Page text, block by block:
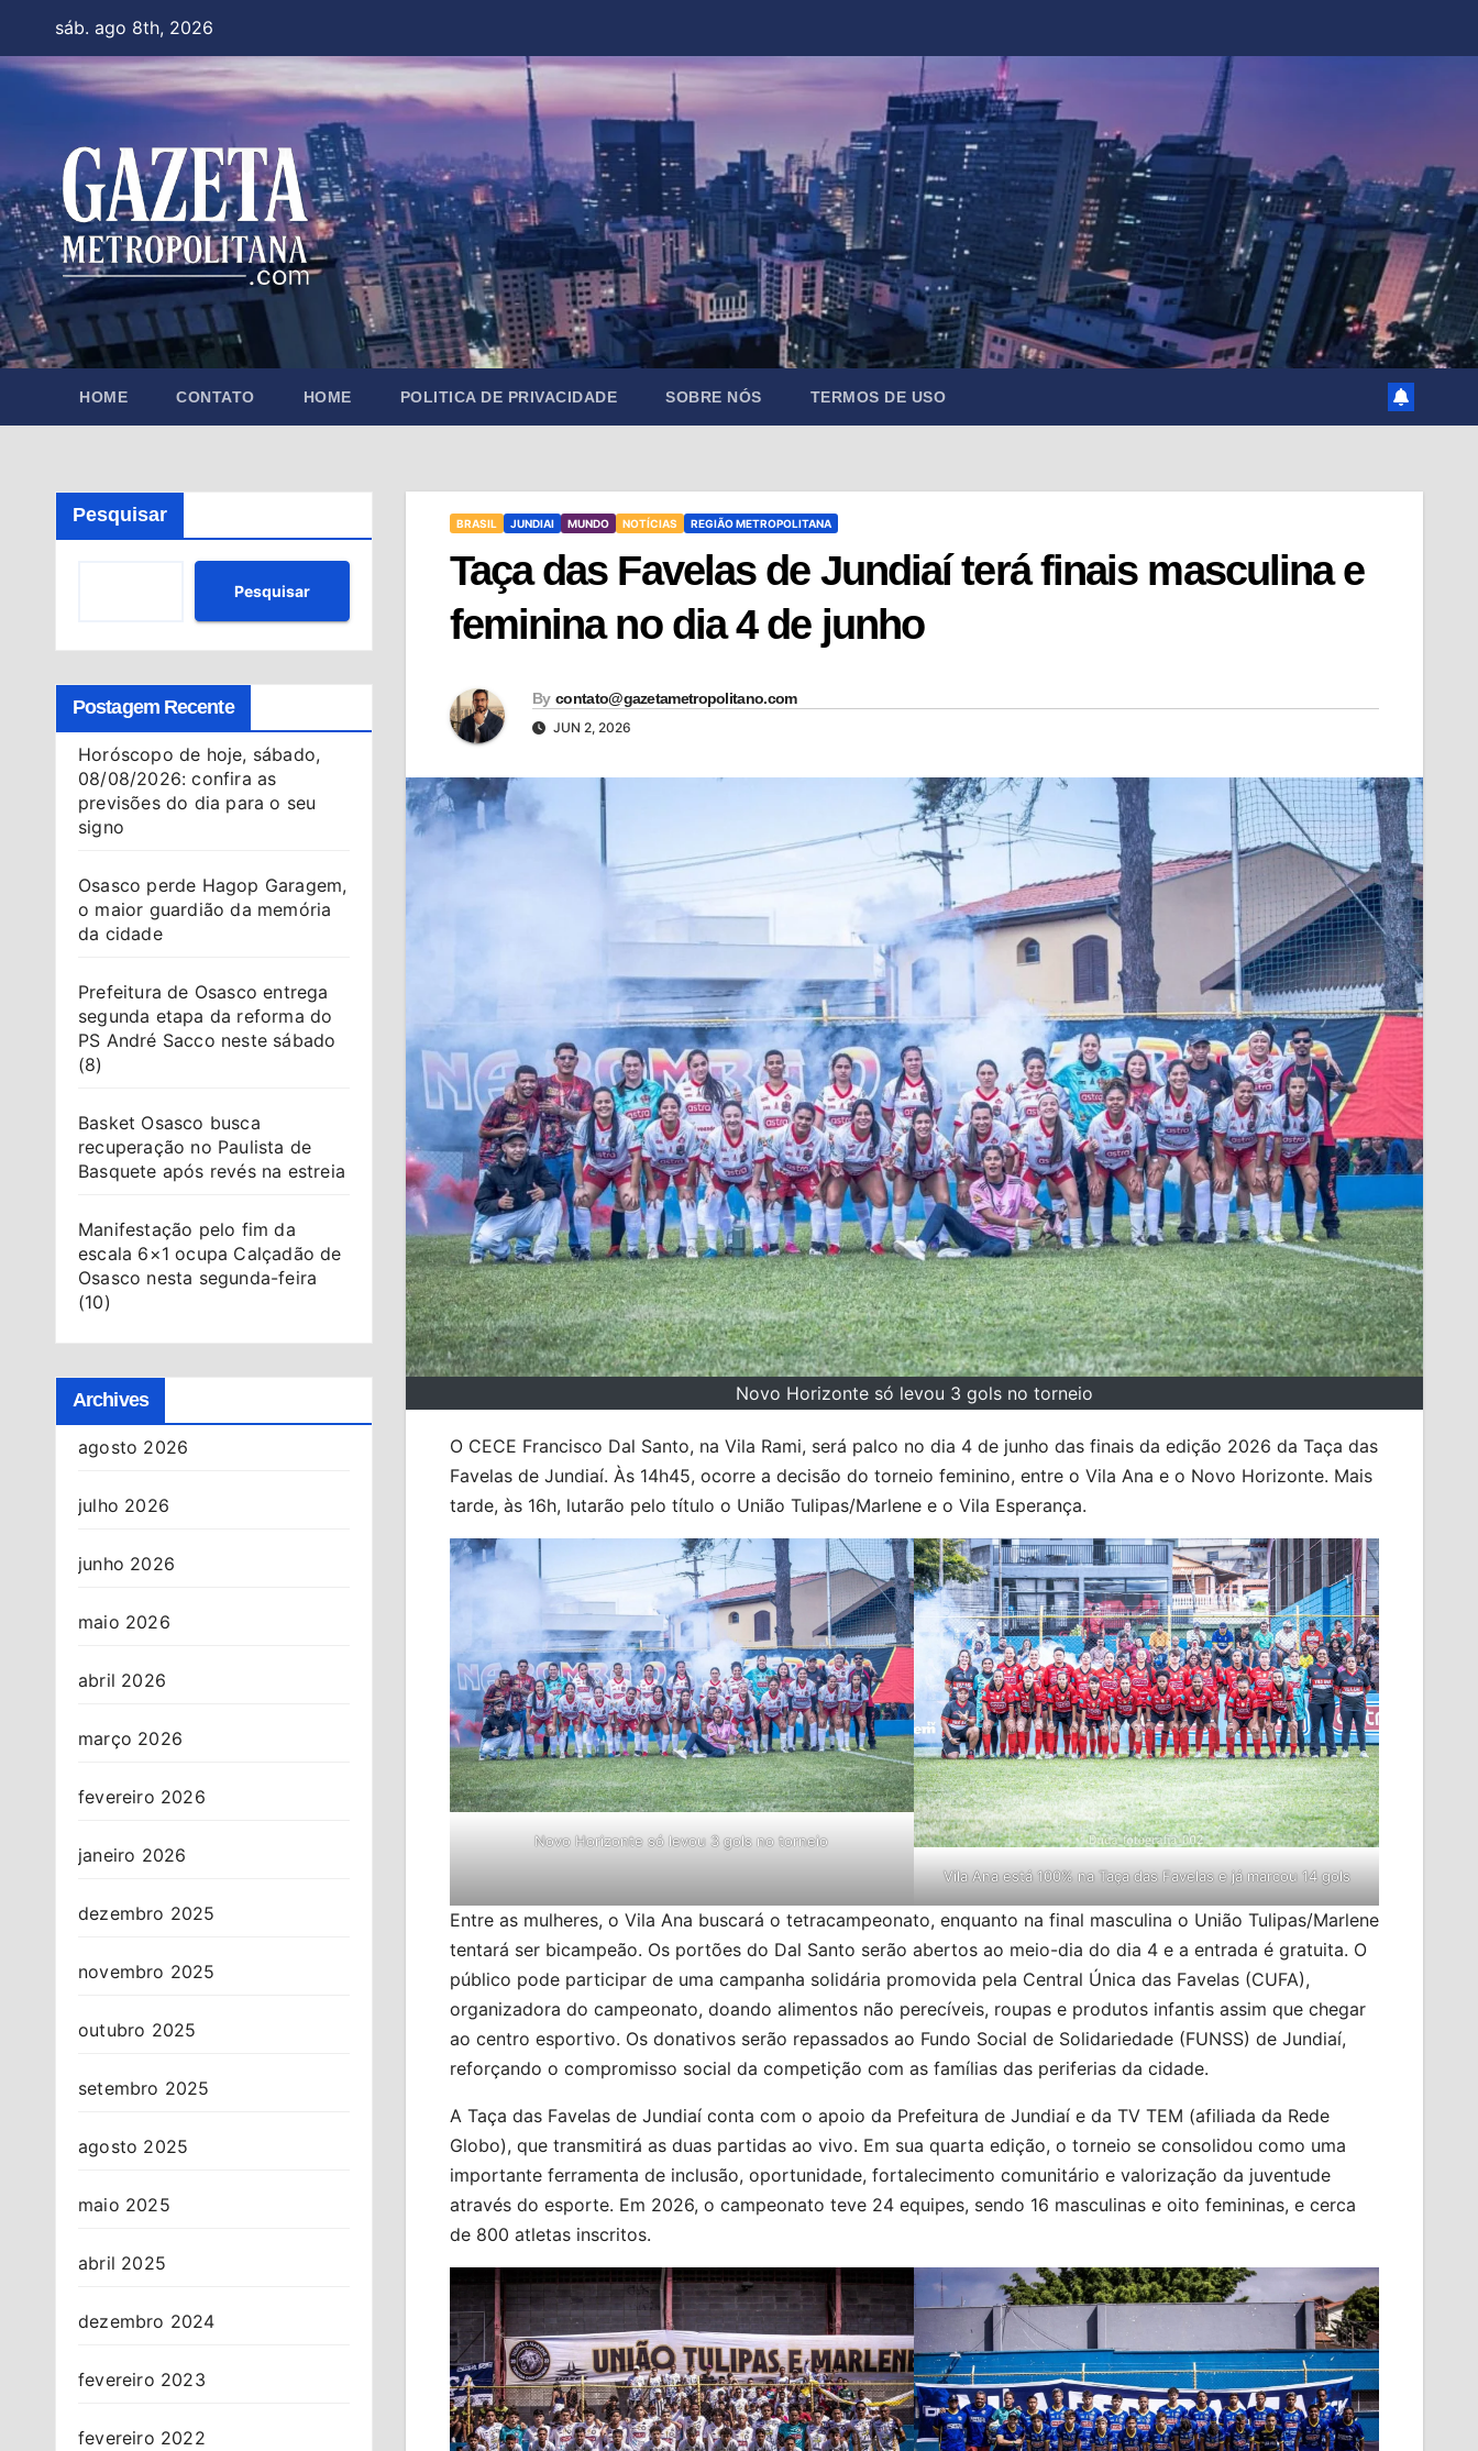
content
sáb. ago 8th, 2026
HOME CONTATO HOME POLITICA DE PRIVACIDADE SOBRE NÓS TERMOS DE USO
Pesquisar
Pesquisar
Postagem Recente
Horóscopo de hoje, sábado,
08/08/2026: confira as
previsões do dia para o seu
signo
Osasco perde Hagop Garagem,
o maior guardião da memória
da cidade
Prefeitura de Osasco entrega
segunda etapa da reforma do
PS André Sacco neste sábado
(8)
Basket Osasco busca
recuperação no Paulista de
Basquete após revés na estreia
Manifestação pelo fim da
escala 6×1 ocupa Calçadão de
Osasco nesta segunda-feira
(10)
Archives
agosto 2026
julho 2026
junho 2026
maio 2026
abril 2026
março 2026
fevereiro 2026
janeiro 2026
dezembro 2025
novembro 2025
outubro 2025
setembro 2025
agosto 2025
maio 2025
abril 2025
dezembro 2024
fevereiro 2023
fevereiro 2022
BRASIL JUNDIAI MUNDO NOTÍCIAS REGIÃO METROPOLITANA
Taça das Favelas de Jundiaí terá finais masculina e
feminina no dia 4 de junho
By contato@gazetametropolitano.com
JUN 2, 2026
Novo Horizonte só levou 3 gols no torneio
O CECE Francisco Dal Santo, na Vila Rami, será palco no dia 4 de junho das finais da edição 2026 da Taça das
Favelas de Jundiaí. Às 14h45, ocorre a decisão do torneio feminino, entre o Vila Ana e o Novo Horizonte. Mais
tarde, às 16h, lutarão pelo título o União Tulipas/Marlene e o Vila Esperança.
Novo Horizonte só levou 3 gols no torneio
Vila Ana está 100% na Taça das Favelas e já marcou 14 gols
Entre as mulheres, o Vila Ana buscará o tetracampeonato, enquanto na final masculina o União Tulipas/Marlene
tentará ser bicampeão. Os portões do Dal Santo serão abertos ao meio-dia do dia 4 e a entrada é gratuita. O
público pode participar de uma campanha solidária promovida pela Central Única das Favelas (CUFA),
organizadora do campeonato, doando alimentos não perecíveis, roupas e produtos infantis assim que chegar
ao centro esportivo. Os donativos serão repassados ao Fundo Social de Solidariedade (FUNSS) de Jundiaí,
reforçando o compromisso social da competição com as famílias das periferias da cidade.
A Taça das Favelas de Jundiaí conta com o apoio da Prefeitura de Jundiaí e da TV TEM (afiliada da Rede
Globo), que transmitirá as duas partidas ao vivo. Em sua quarta edição, o torneio se consolidou como uma
importante ferramenta de inclusão, oportunidade, fortalecimento comunitário e valorização da juventude
através do esporte. Em 2026, o campeonato teve 24 equipes, sendo 16 masculinas e oito femininas, e cerca
de 800 atletas inscritos.